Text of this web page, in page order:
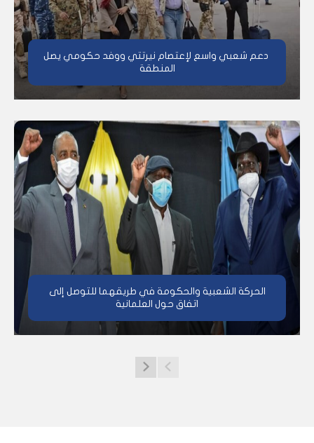
دعم شعبي واسع لإعتصام نيرتتي ووفد حكومي يصل
المنطقة
الحركة الشعبية والحكومة في طريقهما للتوصل إلى
اتفاق حول العلمانية